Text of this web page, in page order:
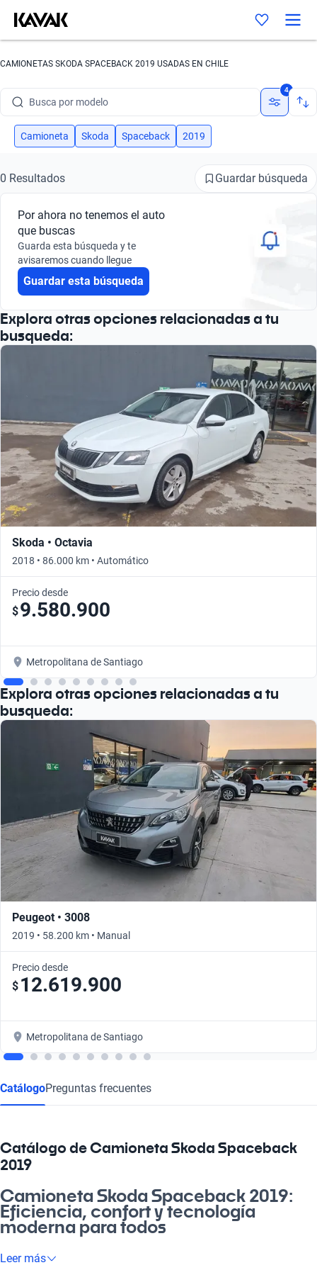
CAMIONETAS SKODA SPACEBACK 2019 USADAS EN CHILE
Busca por modelo
Busca por versión
Busca por marca
Busca por modelo
Busca por versión
4
Camioneta Skoda Spaceback 2019
0 Resultados Guardar búsqueda
Por ahora no tenemos el auto
que buscas
Guarda esta búsqueda y te
avisaremos cuando llegue
Guardar esta búsqueda
Explora otras opciones relacionadas a tu
busqueda:
Skoda • Octavia
2018 • 86.000 km • Automático
Precio desde
$9.580.900
Metropolitana de Santiago
Explora otras opciones relacionadas a tu
busqueda:
Peugeot • 3008
2019 • 58.200 km • Manual
Precio desde
$ 12.619.900
Metropolitana de Santiago
CatálogoPreguntas frecuentes
Catálogo de Camioneta Skoda Spaceback
2019
Camioneta Skoda Spaceback 2019:
Eficiencia, confort y tecnología
moderna para todos
Oye, si estás buscando una camioneta que sea versátil y te
Leer más